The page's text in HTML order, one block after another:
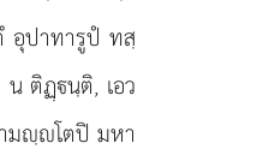
อุปาทารูปํ ทสฺ
ติฏฺนฺติ, เอว
มฺโตปิ มหา